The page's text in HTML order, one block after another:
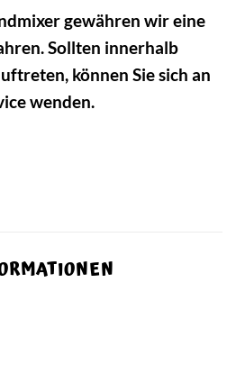
gewähren wir eine
Sollten innerhalb
können Sie sich an
wenden.